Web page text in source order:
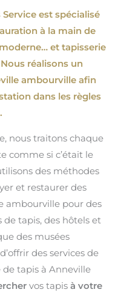
est spécialisé
à la main de
et tapisserie
réalisons un
ambourville afin
dans les règles
nous traitons chaque
comme si c’était le
des méthodes
et restaurer des
ambourville pour des
tapis, des hôtels et
des musées
des services de
tapis à Anneville
vos tapis à votre